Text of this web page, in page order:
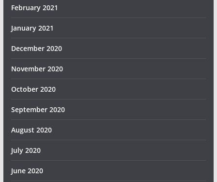
February 2021
January 2021
December 2020
November 2020
October 2020
September 2020
August 2020
July 2020
June 2020